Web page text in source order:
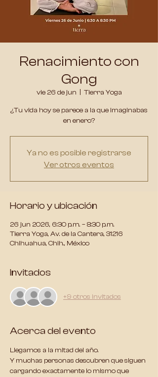
Renacimiento con
Gong
vie 26 de jun Tierra Yoga
¿Tu vida hoy se parece a la que imaginabas
en enero?
Ya no es posible registrarse
Ver otros eventos
Horario y ubicación
26 jun 2026, 6:30 p.m. – 8:30 p.m.
Tierra Yoga, Av. de la Cantera, 31216
Chihuahua, Chih., México
Invitados
+9 otros invitados
Acerca del evento
Llegamos a la mitad del año.
Y muchas personas descubren que siguen
cargando exactamente lo mismo que